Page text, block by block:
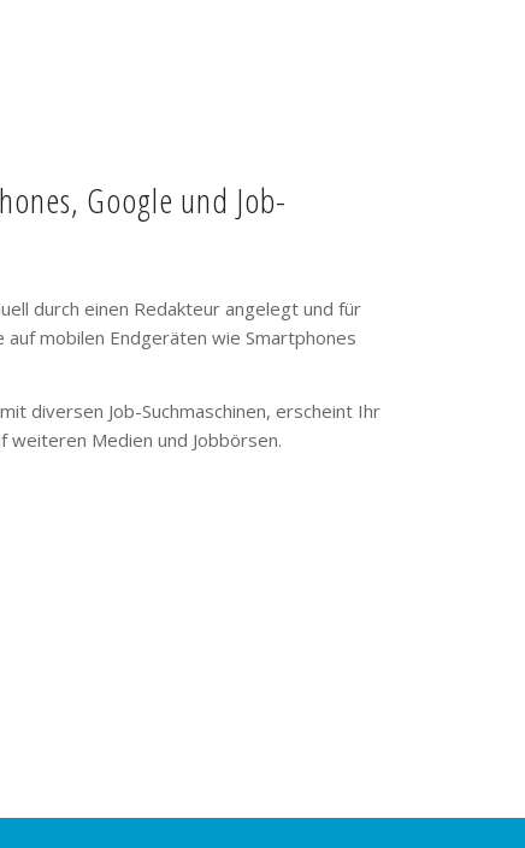
Google und Job-
durch einen Redakteur angelegt und für
auf mobilen Endgeräten wie Smartphones
diversen Job-Suchmaschinen, erscheint Ihr
weiteren Medien und Jobbörsen.